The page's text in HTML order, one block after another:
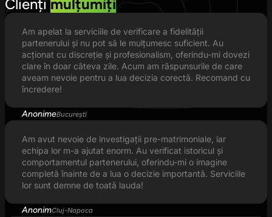
Cliențimulțumiți
Am apelat la serviciile de verificare a fidelității
partenerului și nu pot să le mulțumesc suficient. Au
acționat cu discreție și profesionalism, oferindu-mi dovezi
clare în doar câteva zile. Acum am răspunsurile de care
aveam nevoie pentru a lua decizia corectă. Recomand cu
încredere!
AnonimeBucurești
Am avut nevoie de investigații pre-matrimoniale, iar
echipa lor m-a ajutat enorm. Au verificat istoricul și
comportamentul partenerului, oferindu-mi o imagine
completă înainte de a lua o decizie importantă. Serviciile
lor sunt demne de toată lauda!
AnonimCluj-Napoca